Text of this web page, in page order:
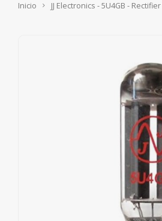
Inicio JJ Electronics - 5U4GB -